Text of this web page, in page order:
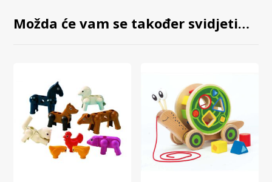
Možda će vam se također svidjeti…